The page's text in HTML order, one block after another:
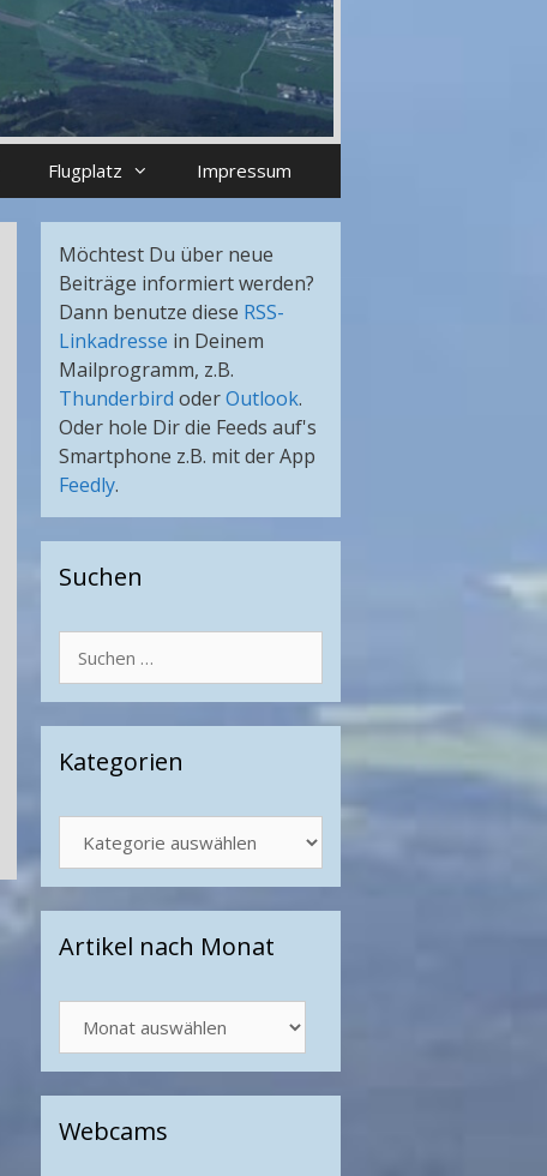
Flugplatz Impressum
Möchtest Du über neue
Beiträge informiert werden?
Dann benutze diese RSS-
Linkadresse in Deinem
Mailprogramm, z.B.
Thunderbird oderOutlook.
Oder hole Dir die Feeds auf's
Smartphone z.B. mit der App
Feedly.
Suchen
nach:
Kategorien
Artikel nach Monat
nach
Monat
Webcams